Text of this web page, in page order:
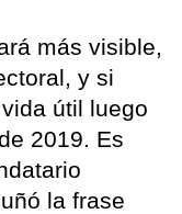
más visible,
y si
útil luego
2019. Es
la frase